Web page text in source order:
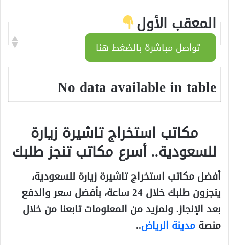
المعقب الأول
تواصل مباشرة بالضغط هنا
No data available in table
مكاتب استخراج تاشيرة زيارة
للسعودية.. أسرع مكاتب تنجز طلبك
أفضل مكاتب استخراج تاشيرة زيارة للسعودية،
ينجزون طلبك خلال 24 ساعة، بأفضل سعر والدفع
بعد الإنجاز.ولمزيد من المعلومات تابعنا من خلال
منصةمدينة الرياض..